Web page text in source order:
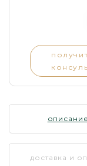
описание
доставка и